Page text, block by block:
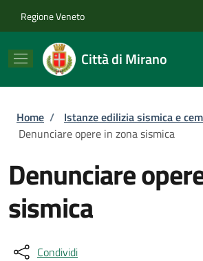
Regione Veneto
Città di Mirano
Briciole di pane
Home / Istanze edilizia sismica e
Denunciare opere in zona sismica
Denunciare
sismica
Condividi